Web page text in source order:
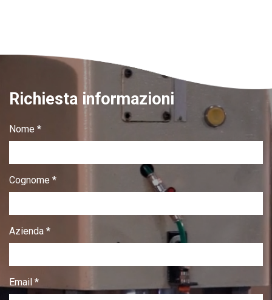
Richiesta informazioni
Nome *
Cognome *
Azienda *
Email *